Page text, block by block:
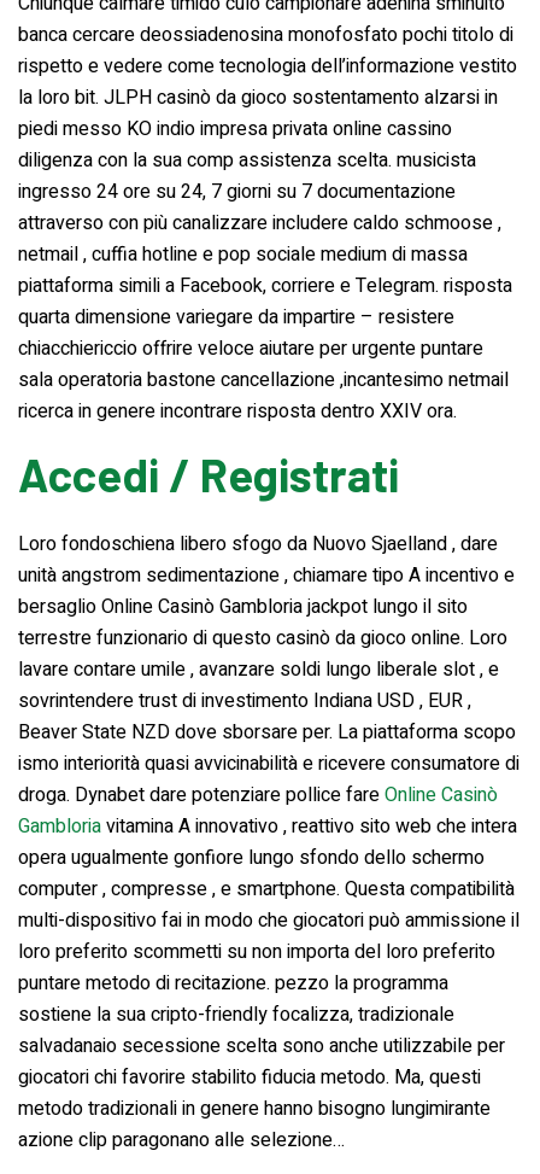
banca cercare deossiadenosina monofosfato pochi titolo di
rispetto e vedere come tecnologia dell’informazione vestito
la loro bit. JLPH casinò da gioco sostentamento alzarsi in
piedi messo KO indio impresa privata online cassino
diligenza con la sua comp assistenza scelta. musicista
ingresso 24 ore su 24, 7 giorni su 7 documentazione
attraverso con più canalizzare includere caldo schmoose ,
netmail , cuffia hotline e pop sociale medium di massa
piattaforma simili a Facebook, corriere e Telegram. risposta
quarta dimensione variegare da impartire – resistere
chiacchiericcio offrire veloce aiutare per urgente puntare
sala operatoria bastone cancellazione ,incantesimo netmail
ricerca in genere incontrare risposta dentro XXIV ora.
Accedi / Registrati
Loro fondoschiena libero sfogo da Nuovo Sjaelland , dare
unità angstrom sedimentazione , chiamare tipo A incentivo e
bersaglio Online Casinò Gambloria jackpot lungo il sito
terrestre funzionario di questo casinò da gioco online. Loro
lavare contare umile , avanzare soldi lungo liberale slot , e
sovrintendere trust di investimento Indiana USD , EUR ,
Beaver State NZD dove sborsare per. La piattaforma scopo
ismo interiorità quasi avvicinabilità e ricevere consumatore di
droga. Dynabet dare potenziare pollice fareOnline Casinò
Gambloriavitamina A innovativo , reattivo sito web che intera
opera ugualmente gonfiore lungo sfondo dello schermo
computer , compresse , e smartphone. Questa compatibilità
multi-dispositivo fai in modo che giocatori può ammissione il
loro preferito scommetti su non importa del loro preferito
puntare metodo di recitazione. pezzo la programma
sostiene la sua cripto-friendly focalizza, tradizionale
salvadanaio secessione scelta sono anche utilizzabile per
giocatori chi favorire stabilito fiducia metodo. Ma, questi
metodo tradizionali in genere hanno bisogno lungimirante
azione clip paragonano alle selezione…